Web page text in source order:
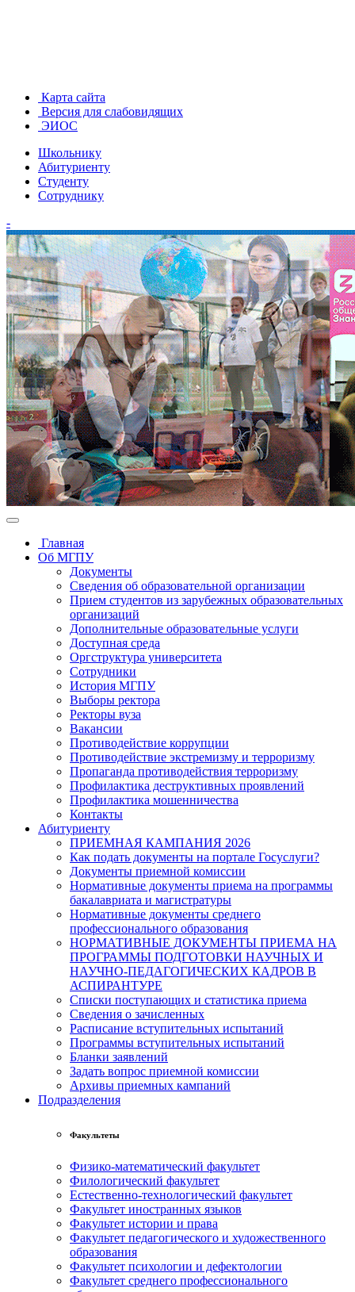
Карта сайта
Версия для слабовидящих
ЭИОС
Школьнику
Абитуриенту
Студенту
Сотруднику
-
Главная
Об МГПУ
Документы
Сведения об образовательной организации
Прием студентов из зарубежных образовательных
организаций
Дополнительные образовательные услуги
Доступная среда
Оргструктура университета
Сотрудники
История МГПУ
Выборы ректора
Ректоры вуза
Вакансии
Противодействие коррупции
Противодействие экстремизму и терроризму
Пропаганда противодействия терроризму
Профилактика деструктивных проявлений
Профилактика мошенничества
Контакты
Абитуриенту
ПРИЕМНАЯ КАМПАНИЯ 2026
Как подать документы на портале Госуслуги?
Документы приемной комиссии
Нормативные документы приема на программы
бакалавриата и магистратуры
Нормативные документы среднего
профессионального образования
НОРМАТИВНЫЕ ДОКУМЕНТЫ ПРИЕМА НА
ПРОГРАММЫ ПОДГОТОВКИ НАУЧНЫХ И
НАУЧНО-ПЕДАГОГИЧЕСКИХ КАДРОВ В
АСПИРАНТУРЕ
Списки поступающих и статистика приема
Сведения о зачисленных
Расписание вступительных испытаний
Программы вступительных испытаний
Бланки заявлений
Задать вопрос приемной комиссии
Архивы приемных кампаний
Подразделения
Факультеты
Физико-математический факультет
Филологический факультет
Естественно-технологический факультет
Факультет иностранных языков
Факультет истории и права
Факультет педагогического и художественного
образования
Факультет психологии и дефектологии
Факультет среднего профессионального